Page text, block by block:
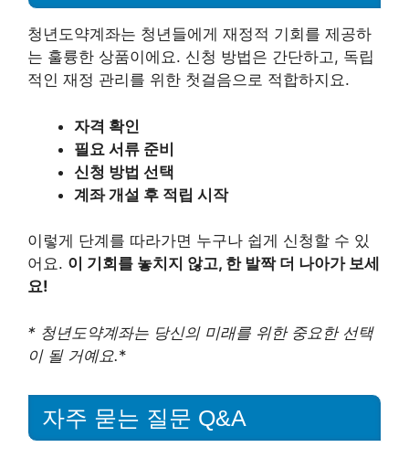
청년도약계좌는 청년들에게 재정적 기회를 제공하
는 훌륭한 상품이에요. 신청 방법은 간단하고, 독립
적인 재정 관리를 위한 첫걸음으로 적합하지요.
자격 확인
필요 서류 준비
신청 방법 선택
계좌 개설 후 적립 시작
이렇게 단계를 따라가면 누구나 쉽게 신청할 수 있
어요. 이 기회를 놓치지 않고, 한 발짝 더 나아가 보세
요!
* 청년도약계좌는 당신의 미래를 위한 중요한 선택
이 될 거예요.*
자주 묻는 질문 Q&A